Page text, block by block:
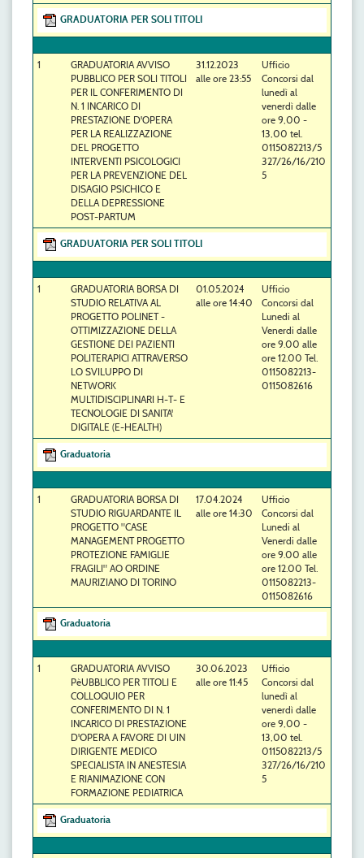
GRADUATORIA PER SOLI TITOLI
1
GRADUATORIA AVVISO
PUBBLICO PER SOLI TITOLI
PER IL CONFERIMENTO DI
N. 1 INCARICO DI
PRESTAZIONE D'OPERA
PER LA REALIZZAZIONE
DEL PROGETTO
INTERVENTI PSICOLOGICI
PER LA PREVENZIONE DEL
DISAGIO PSICHICO E
DELLA DEPRESSIONE
POST-PARTUM
31.12.2023
alle ore 23:55
Ufficio
Concorsi dal
lunedì al
venerdì dalle
ore 9,00 -
13,00 tel.
0115082213/5
327/26/16/210
5
GRADUATORIA PER SOLI TITOLI
1
GRADUATORIA BORSA DI
STUDIO RELATIVA AL
PROGETTO POLINET -
OTTIMIZZAZIONE DELLA
GESTIONE DEI PAZIENTI
POLITERAPICI ATTRAVERSO
LO SVILUPPO DI
NETWORK
MULTIDISCIPLINARI H-T- E
TECNOLOGIE DI SANITA'
DIGITALE (E-HEALTH)
01.05.2024
alle ore 14:40
Ufficio
Concorsi dal
Lunedi al
Venerdi dalle
ore 9.00 alle
ore 12.00 Tel.
0115082213-
0115082616
Graduatoria
1
GRADUATORIA BORSA DI
STUDIO RIGUARDANTE IL
PROGETTO "CASE
MANAGEMENT PROGETTO
PROTEZIONE FAMIGLIE
FRAGILI" AO ORDINE
MAURIZIANO DI TORINO
17.04.2024
alle ore 14:30
Ufficio
Concorsi dal
Lunedi al
Venerdi dalle
ore 9.00 alle
ore 12.00 Tel.
0115082213-
0115082616
Graduatoria
1
GRADUATORIA AVVISO
PèUBBLICO PER TITOLI E
COLLOQUIO PER
CONFERIMENTO DI N. 1
INCARICO DI PRESTAZIONE
D'OPERA A FAVORE DI UIN
DIRIGENTE MEDICO
SPECIALISTA IN ANESTESIA
E RIANIMAZIONE CON
FORMAZIONE PEDIATRICA
30.06.2023
alle ore 11:45
Ufficio
Concorsi dal
lunedì al
venerdì dalle
ore 9,00 -
13,00 tel.
0115082213/5
327/26/16/210
5
Graduatoria